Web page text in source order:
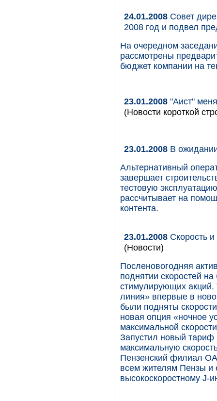
24.01.2008 Совет
2008 год и подвел
На очередном
рассмотрены
бюджет компании на
23.01.2008 "Аист"
(Новости короткой
23.01.2008 В
Альтернативный
завершает
тестовую
рассчитывает на
контента.
23.01.2008 Скорость
(Новости)
Посленовогодняя
поднятии скоростей
стимулирующих
линия» впервые в
были подняты
новая опция «ночное
максимальной
Запустил новый
максимальную
Пензенский филиал
всем жителям Пензы и
высокоскоростному J-